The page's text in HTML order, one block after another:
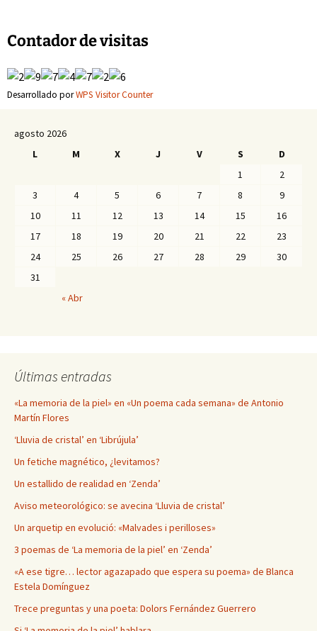
Contador de visitas
Desarrollado porWPS Visitor Counter
agosto 2026
L
M X J V S
D
1
2
3
4 5 6 7 8
9
10
11 12 13 14 15
16
17
18 19 20 21 22
23
24
25 26 27 28 29
30
31
« Abr
Últimas entradas
«La memoria de la piel» en «Un poema cada semana» de Antonio
Martín Flores
‘Lluvia de cristal’ en ‘Librújula’
Un fetiche magnético, ¿levitamos?
Un estallido de realidad en ‘Zenda’
Aviso meteorológico: se avecina ‘Lluvia de cristal’
Un arquetip en evolució: «Malvades i perilloses»
3 poemas de ‘La memoria de la piel’ en ‘Zenda’
«A ese tigre… lector agazapado que espera su poema» de Blanca
Estela Domínguez
Trece preguntas y una poeta: Dolors Fernández Guerrero